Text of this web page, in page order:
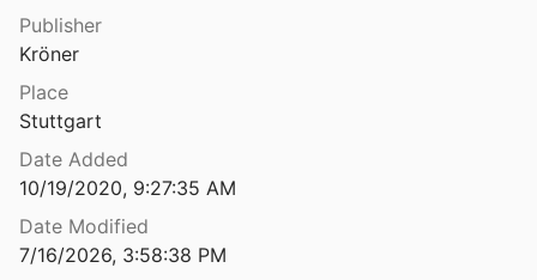
Publisher
Kröner
Place
Stuttgart
Date Added
10/19/2020, 9:27:35 AM
Date Modified
7/16/2026, 3:58:38 PM